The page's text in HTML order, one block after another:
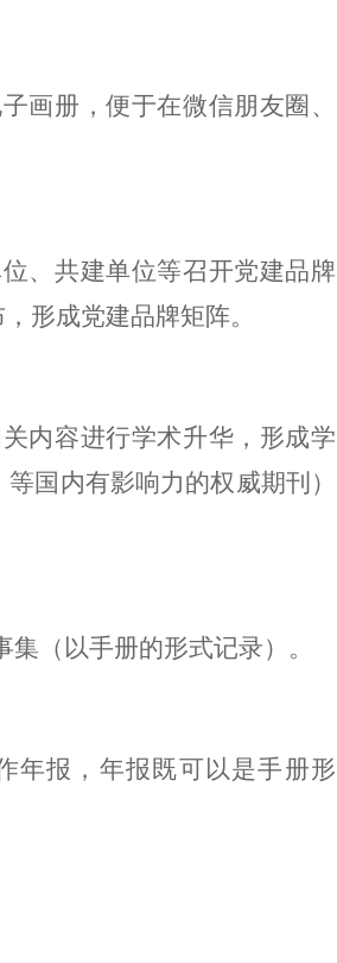
画册，便于在微信朋友圈、
、共建单位等召开党建品牌
形成党建品牌矩阵。
内容进行学术升华，形成学
国内有影响力的权威期刊）
（以手册的形式记录）。
年报，年报既可以是手册形